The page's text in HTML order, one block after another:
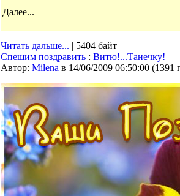
Далее...
Читать дальше... | 5404 байт
Спешим поздравить : Витю!...Танечку!
Автор: Milena в 14/06/2009 06:50:00 (1391